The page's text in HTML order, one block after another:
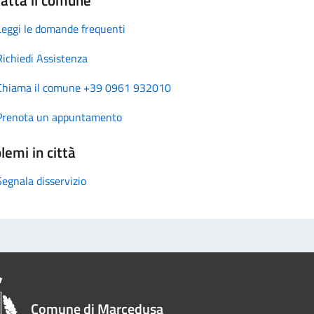
le domande frequenti
Assistenza
il comune +39 0961 932010
un appuntamento
in città
disservizio
Comune di Marcedusa